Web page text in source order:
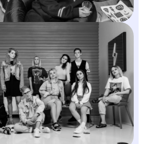
от
агенства:
соцсети и точки